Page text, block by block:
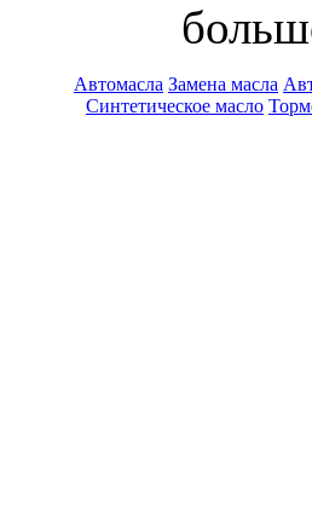
Автомасла Замена масла
Синтетическое масло